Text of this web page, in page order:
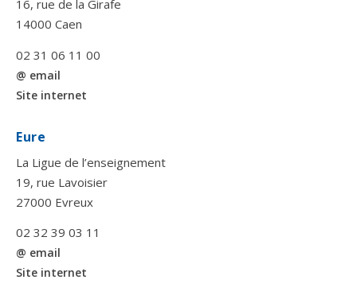
16, rue de la Girafe
14000 Caen
02 31 06 11 00
@ email
Site internet
Eure
La Ligue de l’enseignement
19, rue Lavoisier
27000 Evreux
02 32 39 03 11
@ email
Site internet